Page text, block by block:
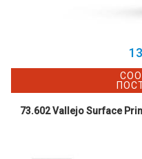
73.602 Vallejo Surface